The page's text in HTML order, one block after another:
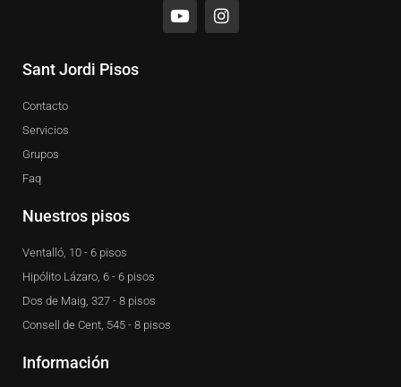
o
u
n
s
Sant Jordi Pisos
Contacto
Servicios
Grupos
Faq
Nuestros pisos
Ventalló, 10 - 6 pisos
Hipólito Lázaro, 6 - 6 pisos
Dos de Maig, 327 - 8 pisos
Consell de Cent, 545 - 8 pisos
Información